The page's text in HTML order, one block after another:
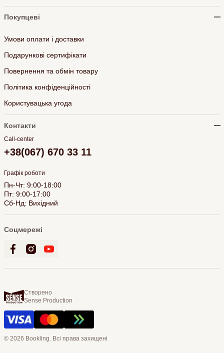
Покупцеві
Умови оплати і доставки
Подарункові сертифікати
Повернення та обмін товару
Політика конфіденційності
Користувацька угода
Контакти
Call-center
+38(067) 670 33 11
Графік роботи
Пн-Чт: 9:00-18:00
Пт: 9:00-17:00
Сб-Нд: Вихідний
Соцмережі
Створено
Sense Production
© 2026 Bookling. Всі права захищені